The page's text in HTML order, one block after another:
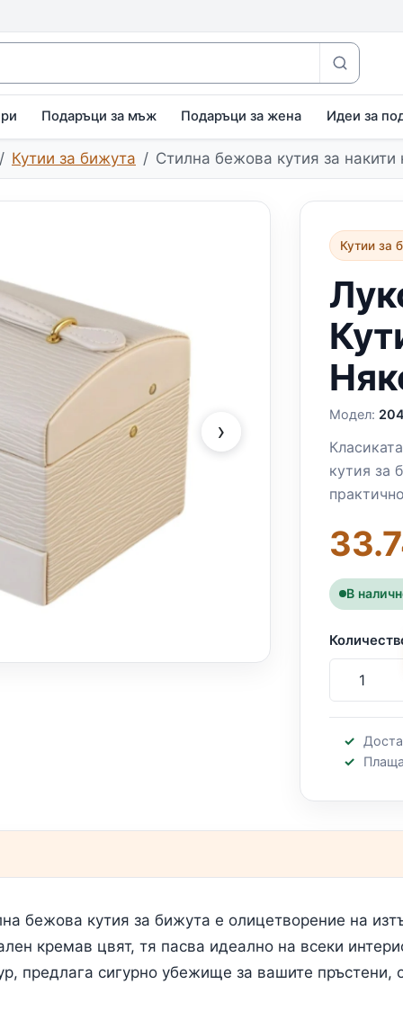
Подаръци за мъж Подаръци за жена Идеи за
Кутии за бижута Стилна бежова кутия за накити
›
Кутии за
Модел:
кутия за
В
бежова кутия за бижута е олицетворение на
кремав цвят, тя пасва идеално на всеки
предлага сигурно убежище за вашите пръстени,